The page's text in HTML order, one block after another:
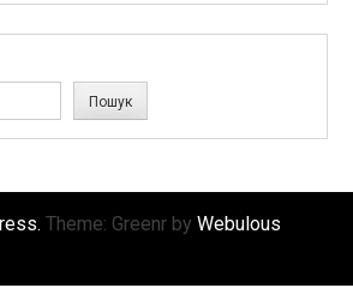
Пошук
Theme: Greenr by Webulous